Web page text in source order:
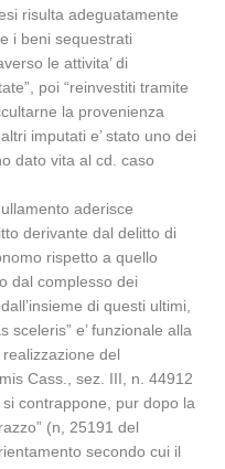
risulta adeguatamente
i beni sequestrati
le attivita’ di
poi “reinvestiti tramite
la provenienza
imputati e’ stato uno dei
dato vita al cd. caso
aderisce
derivante dal delitto di
rispetto a quello
dal complesso dei
di questi ultimi,
sceleris” e’ funzionale alla
del
Cass., sez. III, n. 44912
contrappone, pur dopo la
(n, 25191 del
secondo cui il